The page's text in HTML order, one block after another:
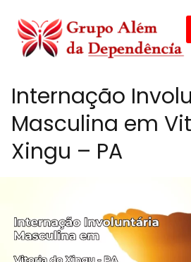
Internação
Masculina em
Xingu – PA